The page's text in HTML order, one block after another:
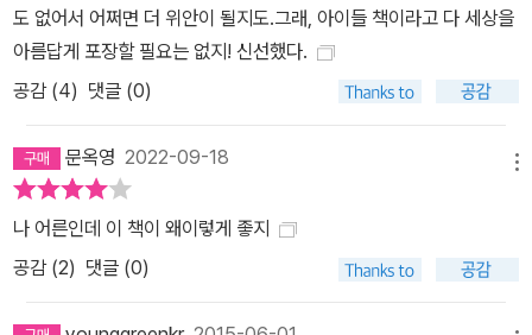
고아원에서 지내던 아이가 진짜 엄마 아빠를 만나 집으로 오게 된 첫
날 풍경을 그렸다. 오랫동안 익숙하게 살던 곳을 떠나 낯선 곳에서 어
쩔 줄 몰라 하는 아이의 당혹감을 작가는 지긋하게 다져 나간다. 희고
거운 속옷이 편한 영균이는, 환하고 밝은 아빠의 집 대신 눅눅하고 편
안했던 고아원 침대, 친구 천우와 동전 따먹기를 하며 놀던 이불 속에
몸을 밀어 넣고 싶어진다. 작가는 오늘의 나가 되기까지 차곡차곡 쌓
는 일이 얼마나 버거운 것인지, 영균이의 몸짓을 통해 보여 주고 있다.
도 없어서 어쩌면 더 위안이 될지도.그래, 아이들 책이라고 다 세상을
아름답게 포장할 필요는 없지! 신선했다.
공감 (4) 댓글 (0)
문옥영 2022-09-18
나 어른인데 이 책이 왜이렇게 좋지
공감 (2) 댓글 (0)